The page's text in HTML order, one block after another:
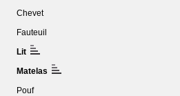
Chevet
Fauteuil
Lit
Matelas
Pouf